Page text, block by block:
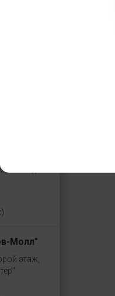
рядом
70,
со входом
Молл"
этаж,